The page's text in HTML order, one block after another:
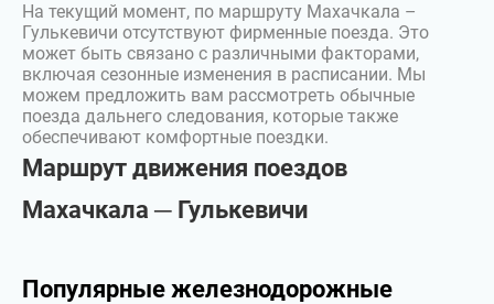
На текущий момент, по маршруту Махачкала –
Гулькевичи отсутствуют фирменные поезда. Это
может быть связано с различными факторами,
включая сезонные изменения в расписании. Мы
можем предложить вам рассмотреть обычные
поезда дальнего следования, которые также
обеспечивают комфортные поездки.
Маршрут движения поездов
Махачкала ─ Гулькевичи
Популярные железнодорожные